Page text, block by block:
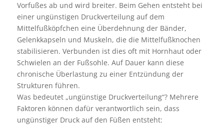
Vorfußes ab und wird breiter. Beim Gehen entsteht bei
einer ungünstigen Druckverteilung auf dem
Mittelfußköpfchen eine Überdehnung der Bänder,
Gelenkkapseln und Muskeln, die die Mittelfußknochen
stabilisieren. Verbunden ist dies oft mit Hornhaut oder
Schwielen an der Fußsohle. Auf Dauer kann diese
chronische Überlastung zu einer Entzündung der
Strukturen führen.
Was bedeutet „ungünstige Druckverteilung“? Mehrere
Faktoren können dafür verantwortlich sein, dass
ungünstiger Druck auf den Füßen entsteht: